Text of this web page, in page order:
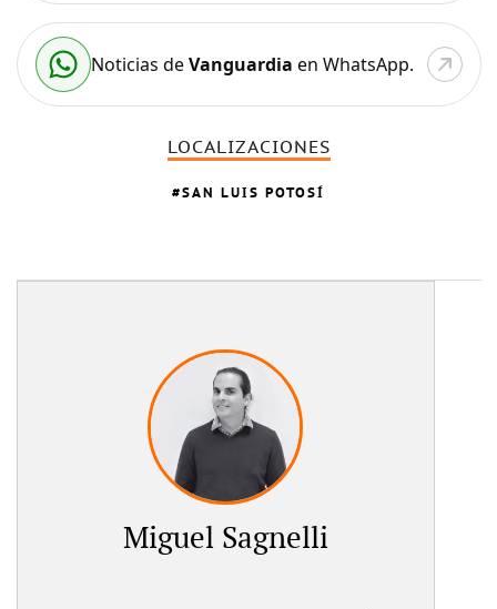
Noticias deVanguardia en WhatsApp.
LOCALIZACIONES
SAN LUIS POTOSÍ
Miguel Sagnelli